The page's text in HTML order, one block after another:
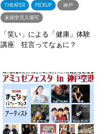
THEATER PICKUP
神戸
未就学児入場可
「笑い」による「健康」体験
講座 狂言ってなぁに？